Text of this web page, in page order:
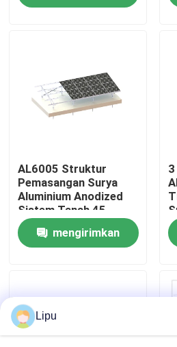
Pertunjukan VR
Tentang kami
Tur Pabrik
Kontrol kualitas
Kasus
Sistem Pemasangan PV
AL6005 Struktur
Pemasangan Surya
Aluminium Anodized
Sistem Tanah 45
Derajat
mengirimkan
Lipu